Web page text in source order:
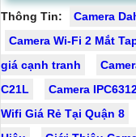
Thông Tin:
Camera
Camera Wi-Fi 2 Mắt
giá cạnh tranh
C21L
Camera
Wifi Giá Rẻ Tại Quận 8